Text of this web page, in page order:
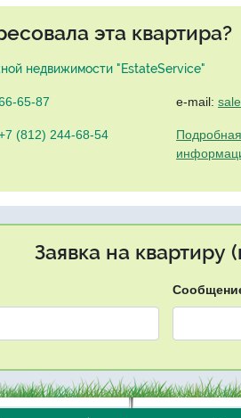
эта квартира?
недвижимости "EstateService"
65-87
(812) 244-68-54
e-mail:
Заявка на квартиру